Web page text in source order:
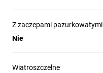
na klasę ochrony IP20.
Z zaczepami pazurkowatymi
Nie
Wiatroszczelne